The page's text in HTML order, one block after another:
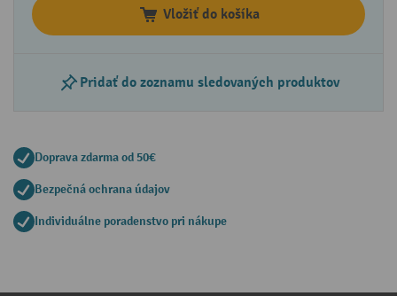
Vložiť do košíka
Pridať do zoznamu sledovaných produktov
Doprava zdarma od 50€
Bezpečná ochrana údajov
Individuálne poradenstvo pri nákupe